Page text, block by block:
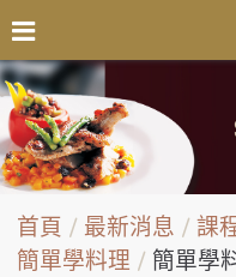
首頁 最新消息 課
簡單學料理
簡單學